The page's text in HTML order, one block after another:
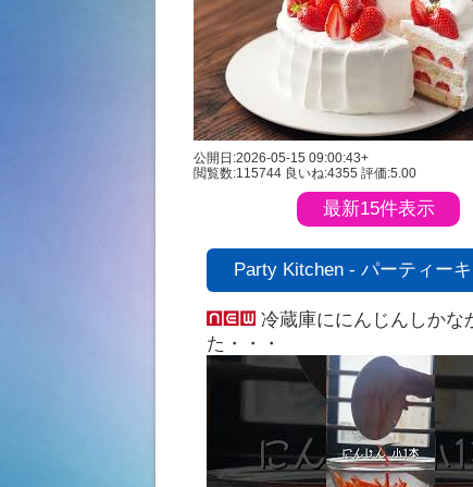
公開日:2026-05-15 09:00:43+
閲覧数:115744 良いね:4355 評価:5.00
最新15件表示
Party Kitchen - パーティー
冷蔵庫ににんじんしかな
た・・・